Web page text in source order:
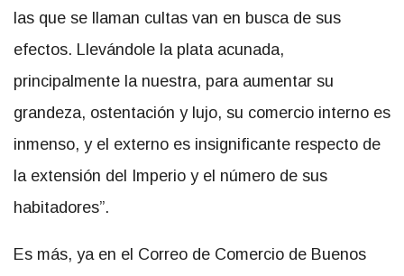
las que se llaman cultas van en busca de sus
efectos. Llevándole la plata acunada,
principalmente la nuestra, para aumentar su
grandeza, ostentación y lujo, su comercio interno es
inmenso, y el externo es insignificante respecto de
la extensión del Imperio y el número de sus
habitadores”.
Es más, ya en el Correo de Comercio de Buenos